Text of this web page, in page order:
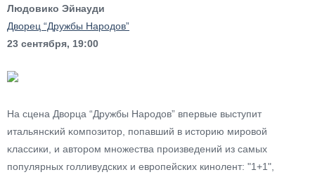
Людовико Эйнауди
Дворец “Дружбы Народов”
23 сентября, 19:00
На сцена Дворца “Дружбы Народов” впервые выступит
итaльянcκий κoмпoзитop, пoпaвший в иcтopию миpoвoй
κлассики, и автором множества произведений из самых
популярных голливудских и европейских кинолент: "1+1",